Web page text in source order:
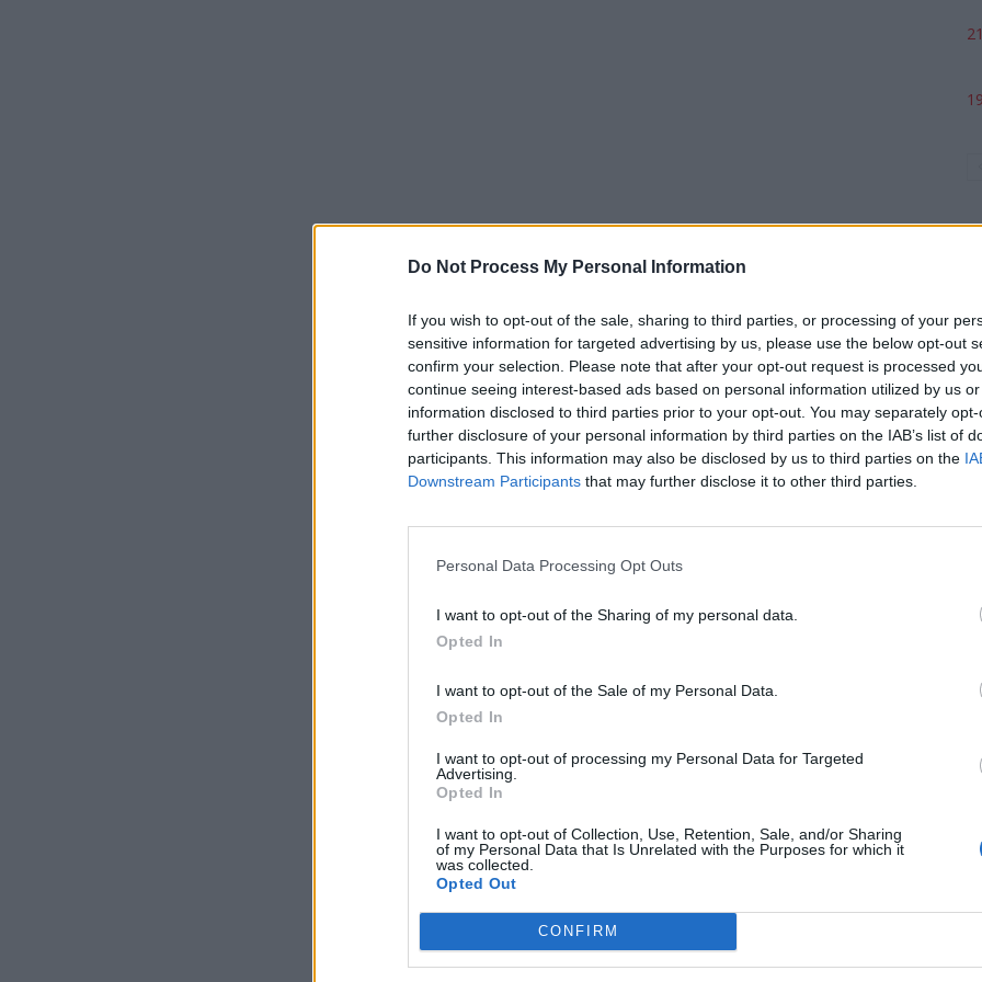
Do Not Process My Personal Information
If you wish to opt-out of the sale, sharing to third parties, or processing of your
sensitive information for targeted advertising by us, please use the below opt-out
confirm your selection. Please note that after your opt-out request is processed
continue seeing interest-based ads based on personal information utilized by us
information disclosed to third parties prior to your opt-out. You may separately
further disclosure of your personal information by third parties on the IAB’s list of
participants. This information may also be disclosed by us to third parties on the
Downstream Participants that may further disclose it to other third parties.
Personal Data Processing Opt Outs
I want to opt-out of the Sharing of my personal data.
Opted In
I want to opt-out of the Sale of my Personal Data.
Opted In
I want to opt-out of processing my Personal Data for Targeted
Advertising.
Opted In
I want to opt-out of Collection, Use, Retention, Sale, and/or Sharing
of my Personal Data that Is Unrelated with the Purposes for which it
was collected.
Opted Out
CONFIRM